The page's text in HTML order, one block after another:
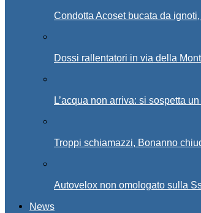
Condotta Acoset bucata da
Dossi rallentatori in via della
L’acqua non arriva: si sospetta
Troppi schiamazzi, Bonanno
Autovelox non omologato sulla
News